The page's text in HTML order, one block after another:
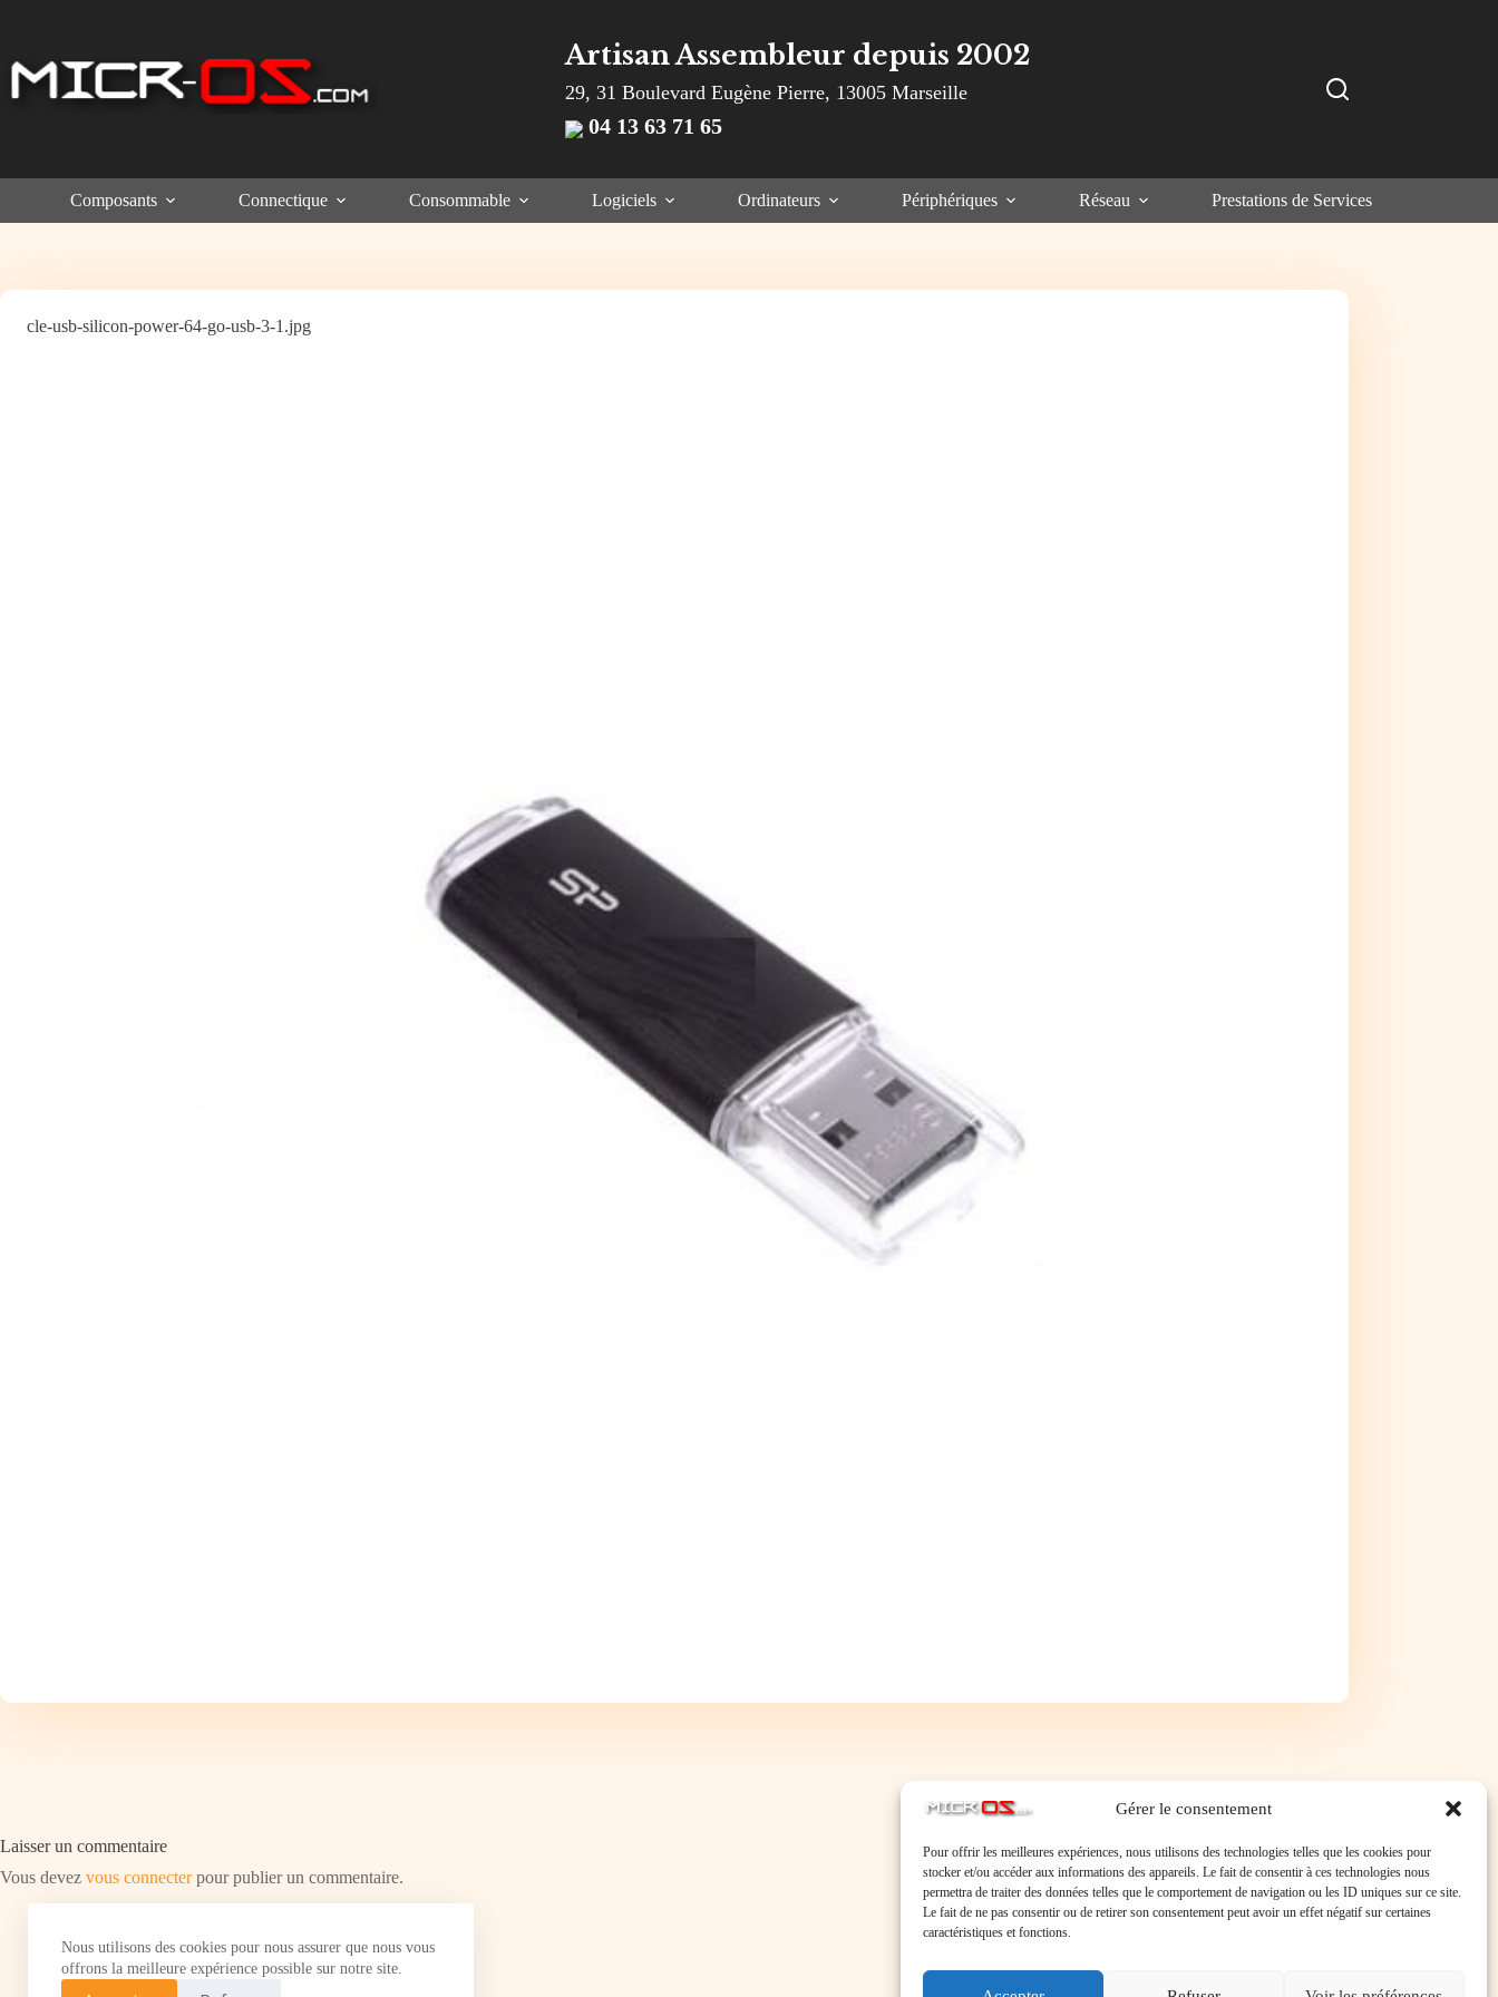
Gérer le consentement
Pour offrir les meilleures expériences, nous utilisons des technologies telles que les cookies pour
stocker et/ou accéder aux informations des appareils. Le fait de consentir à ces technologies nous
permettra de traiter des données telles que le comportement de navigation ou les ID uniques sur ce site.
Le fait de ne pas consentir ou de retirer son consentement peut avoir un effet négatif sur certaines
caractéristiques et fonctions.
Nous utilisons des cookies pour nous assurer que nous vous
offrons la meilleure expérience possible sur notre site.
Artisan Assembleur depuis 2002
29, 31 Boulevard Eugène Pierre, 13005 Marseille
04 13 63 71 65
Composants Connectique Consommable Logiciels Ordinateurs Périphériques Réseau Prestations de Services
cle-usb-silicon-power-64-go-usb-3-1.jpg
Laisser un commentaire
Vous devez vous connecterpour publier un commentaire.